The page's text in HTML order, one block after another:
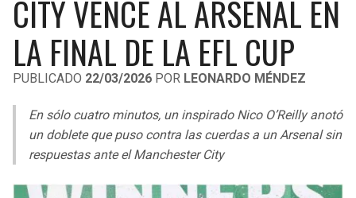
LIGA DE EXPANSIÓN MX
LEAGUES CUP
UEFA EUROPA LEAGUE
UEFA CONFERENCE LEAGUE
MLS
COPA LIBERTADORES
COPA SUDAMERICANA
LIGA BETPLAY
RAIDERS
CHARGERS
RAVENS
BENGALS
CAVALIERS
PISTONS
PACERS
BUCKS
CITY VENCE AL ARSENAL EN
LA FINAL DE LA EFL CUP
PUBLICADO 22/03/2026 POR LEONARDO MÉNDEZ
En sólo cuatro minutos, un inspirado Nico O’Reilly anotó
un doblete que puso contra las cuerdas a un Arsenal sin
respuestas ante el Manchester City